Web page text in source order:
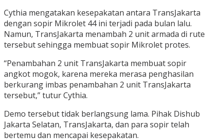
Cythia mengatakan kesepakatan antara TransJakarta
dengan sopir Mikrolet 44 ini terjadi pada bulan lalu.
Namun, TransJakarta menambah 2 unit armada di rute
tersebut sehingga membuat sopir Mikrolet protes.
“Penambahan 2 unit TransJakarta membuat sopir
angkot mogok, karena mereka merasa penghasilan
berkurang imbas penambahan 2 unit TransJakarta
tersebut,” tutur Cythia.
Demo tersebut tidak berlangsung lama. Pihak Dishub
Jakarta Selatan, TransJakarta, dan para sopir telah
bertemu dan mencapai kesepakatan.